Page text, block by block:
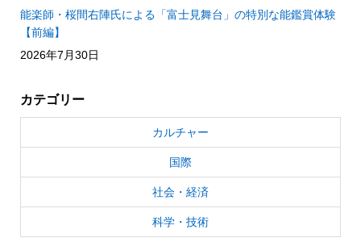
能楽師・桜間右陣氏による「富士見舞台」の特別な能鑑賞体験
【前編】
2026年7月30日
カテゴリー
カルチャー
国際
社会・経済
科学・技術